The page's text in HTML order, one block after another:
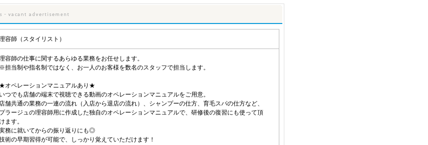
容師（スタイリスト）
容師の仕事に関するあらゆる業務をお任せします。
※担当制や指名制ではなく、お一人のお客様を数名のスタッフで担当します。
★オペレーションマニュアルあり★
いつでも店舗の端末で視聴できる動画のオペレーションマニュアルをご用意。
店舗共通の業務の一連の流れ（入店から退店の流れ）、シャンプーの仕方、育毛スパの仕方など、
プラージュの理容師用に作成した独自のオペレーションマニュアルで、研修後の復習にも使って頂
けます。
務に就いてからの振り返りにも◎
術の早期習得が可能で、しっかり覚えていただけます！